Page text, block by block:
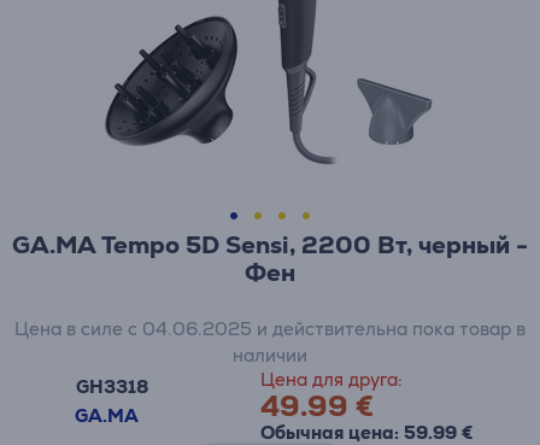
GA.MA Tempo 5D Sensi, 2200 Вт, черный -
Фен
GH3318
GA.MA
Цена для друга:
49.99 €
Обычная цена: 59.99 €
Цена в силе с 04.06.2025 и действительна пока товар в
наличии